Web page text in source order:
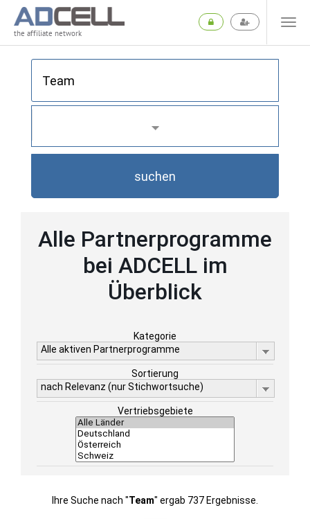
the affiliate network
suchen
Alle Partnerprogramme
bei ADCELL im
Überblick
Kategorie
Alle aktiven Partnerprogramme
Sortierung
nach Relevanz (nur Stichwortsuche)
Vertriebsgebiete
Ihre Suche nach "Team" ergab 737 Ergebnisse.